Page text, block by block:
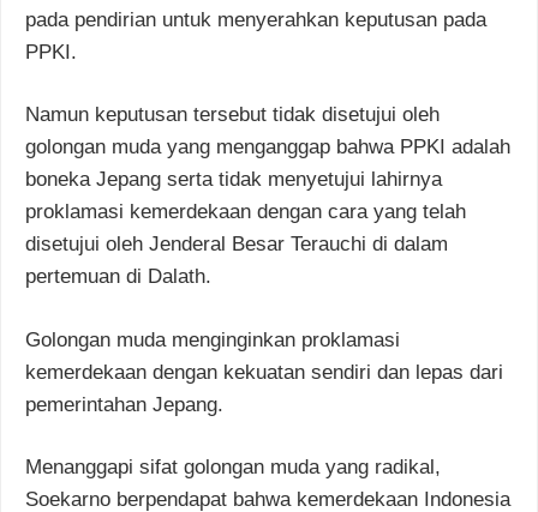
pada pendirian untuk menyerahkan keputusan pada
PPKI.
Namun keputusan tersebut tidak disetujui oleh
golongan muda yang menganggap bahwa PPKI adalah
boneka Jepang serta tidak menyetujui lahirnya
proklamasi kemerdekaan dengan cara yang telah
disetujui oleh Jenderal Besar Terauchi di dalam
pertemuan di Dalath.
Golongan muda menginginkan proklamasi
kemerdekaan dengan kekuatan sendiri dan lepas dari
pemerintahan Jepang.
Menanggapi sifat golongan muda yang radikal,
Soekarno berpendapat bahwa kemerdekaan Indonesia